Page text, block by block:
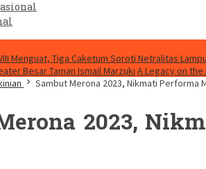
Menguat, Tiga Caketum Soroti Netralitas
Besar Taman Ismail Marzuki A Legacy on
Sambut Merona 2023, Nikmati Performa
2023,